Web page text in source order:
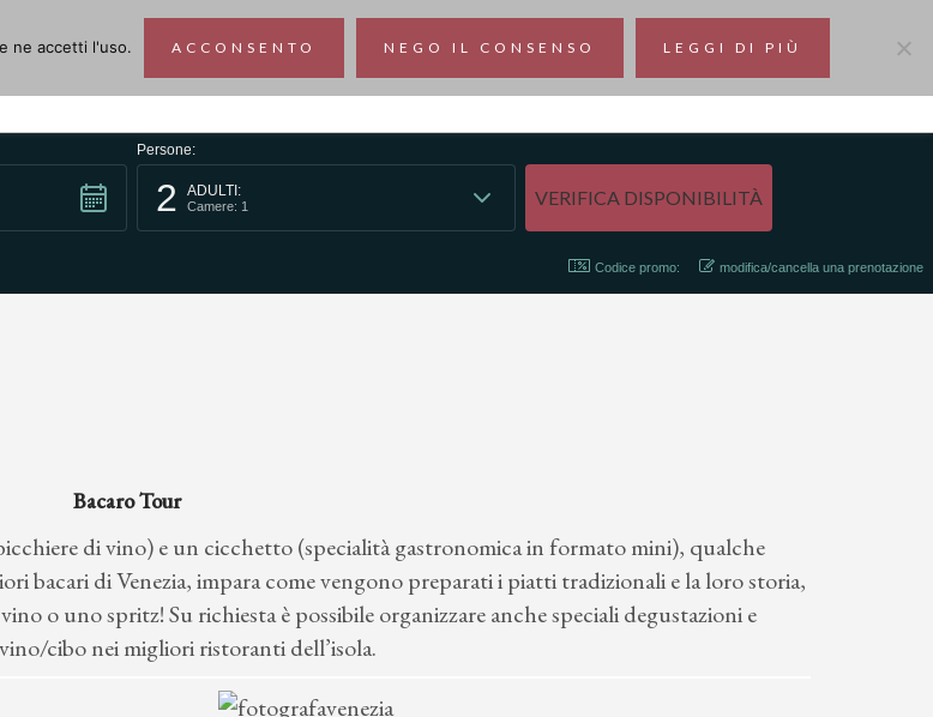
Persone:
2 ADULTI:
Camere: 1
Codice promo: modifica/cancella una prenotazione
Bacaro Tour
di vino) e un cicchetto (specialità gastronomica in formato mini), qualche
bacari di Venezia, impara come vengono preparati i piatti tradizionali e la loro storia,
o uno spritz! Su richiesta è possibile organizzare anche speciali degustazioni e
cibo nei migliori ristoranti dell’isola.
ne accetti l'uso. ACCONSENTO NEGO IL CONSENSO LEGGI DI PIÙ